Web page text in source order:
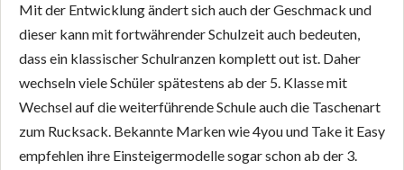
Mit der Entwicklung ändert sich auch der Geschmack und
dieser kann mit fortwährender Schulzeit auch bedeuten,
dass ein klassischer Schulranzen komplett out ist. Daher
wechseln viele Schüler spätestens ab der 5. Klasse mit
Wechsel auf die weiterführende Schule auch die Taschenart
zum Rucksack. Bekannte Marken wie 4you und Take it Easy
empfehlen ihre Einsteigermodelle sogar schon ab der 3.